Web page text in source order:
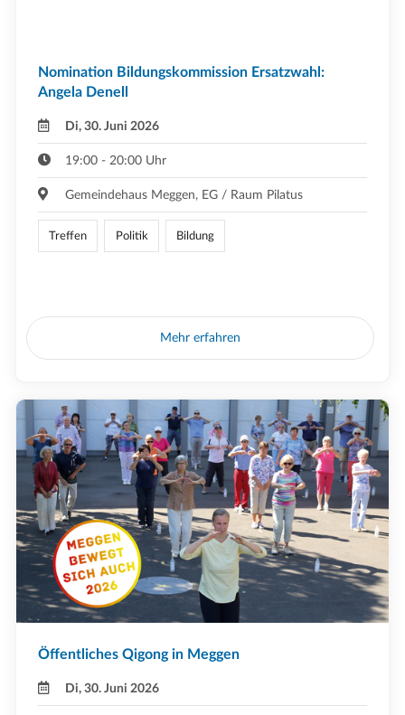
Nomination Bildungskommission Ersatzwahl:
Angela Denell
Di, 30. Juni 2026
19:00 - 20:00 Uhr
Gemeindehaus Meggen, EG / Raum Pilatus
Treffen Politik Bildung
Mehr erfahren
Öffentliches Qigong in Meggen
Di, 30. Juni 2026